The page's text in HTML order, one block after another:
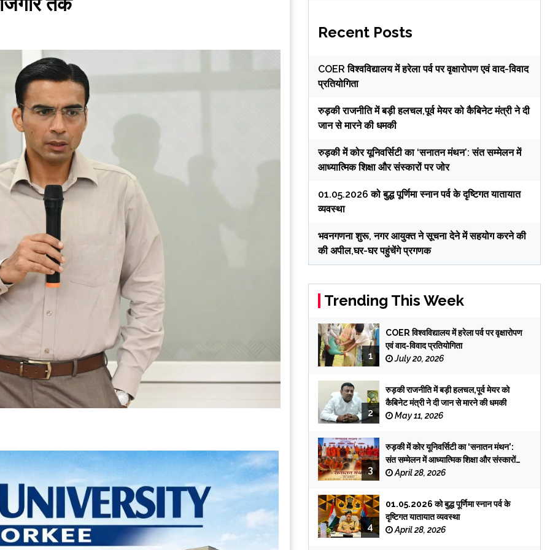
Recent Posts
COER विश्वविद्यालय में हरेला पर्व पर वृक्षारोपण एवं वाद-विवाद
प्रतियोगिता
रुड़की राजनीति में बड़ी हलचल,पूर्व मेयर को कैबिनेट मंत्री ने दी
जान से मारने की धमकी
रुड़की में कोर यूनिवर्सिटी का ‘सनातन मंथन’: संत सम्मेलन में
आध्यात्मिक शिक्षा और संस्कारों पर जोर
01.05.2026 को बुद्ध पूर्णिमा स्नान पर्व के दृष्टिगत यातायात
व्यवस्था
भवनगणना शुरू, नगर आयुक्त ने सूचना देने में सहयोग करने की
की अपील,घर-घर पहुंचेंगे प्रगणक
Trending This Week
1
COER विश्वविद्यालय में हरेला पर्व पर वृक्षारोपण
एवं वाद-विवाद प्रतियोगिता
July 20, 2026
2
रुड़की राजनीति में बड़ी हलचल,पूर्व मेयर को
कैबिनेट मंत्री ने दी जान से मारने की धमकी
May 11, 2026
3
रुड़की में कोर यूनिवर्सिटी का ‘सनातन मंथन’:
संत सम्मेलन में आध्यात्मिक शिक्षा और संस्कारों
पर जोर
April 28, 2026
4
01.05.2026 को बुद्ध पूर्णिमा स्नान पर्व के
दृष्टिगत यातायात व्यवस्था
April 28, 2026